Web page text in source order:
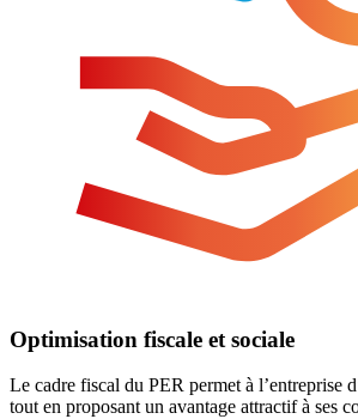
Optimisation fiscale et sociale
Le cadre fiscal du PER permet à l’entreprise
tout en proposant un avantage attractif à ses